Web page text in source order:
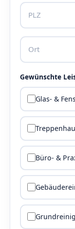
Gewünschte
Glas- &
Büro- &